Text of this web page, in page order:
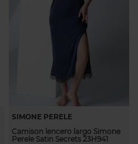
SIMONE PERELE
Camison lencero largo Simone
Perele Satin Secrets 23H941